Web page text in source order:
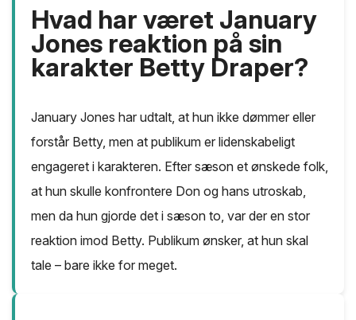
Hvad har været January
Jones reaktion på sin
karakter Betty Draper?
January Jones har udtalt, at hun ikke dømmer eller
forstår Betty, men at publikum er lidenskabeligt
engageret i karakteren. Efter sæson et ønskede folk,
at hun skulle konfrontere Don og hans utroskab,
men da hun gjorde det i sæson to, var der en stor
reaktion imod Betty. Publikum ønsker, at hun skal
tale – bare ikke for meget.